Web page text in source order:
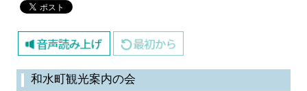
和水町観光案内の会